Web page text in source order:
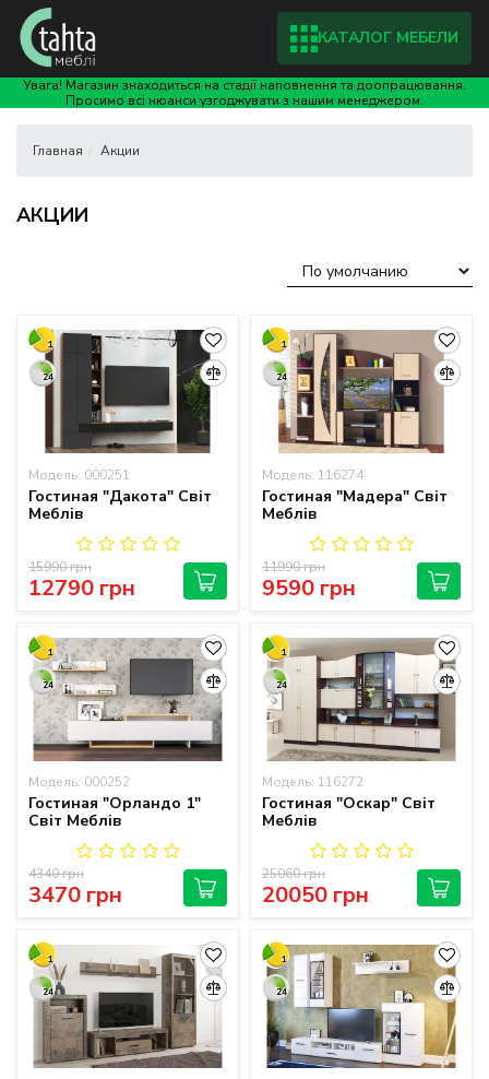
Увага! Магазин знаходиться на стадії наповнення та доопрацювання.
Просимо всі нюанси узгоджувати з нашим менеджером.
КАТАЛОГ МЕБЕЛИ
Акции
АКЦИИ
1
24
Модель: 000251
Гостиная "Дакота" Світ
Меблів
12790 грн
15990 грн
1
24
Модель: 116274
Гостиная "Мадера" Світ
Меблів
9590 грн
11990 грн
1
24
Модель: 000252
Гостиная "Орландо 1"
Світ Меблів
3470 грн
4340 грн
1
24
Модель: 116272
Гостиная "Оскар" Світ
Меблів
20050 грн
25060 грн
1
24
1
24